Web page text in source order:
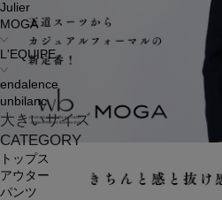
Julier
MOGA
L'EQUIPE
endalence
unbilanc
大きいサイズ
CATEGORY
トップス
アウター
パンツ